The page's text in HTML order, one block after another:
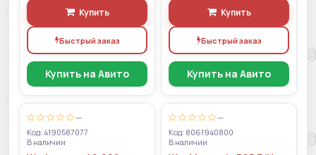
Купить
Быстрый заказ
Купить на Авито
Купить
Быстрый заказ
Купить на Авито
—
Код: 4190587077
В наличии
—
Код: 8061940800
В наличии